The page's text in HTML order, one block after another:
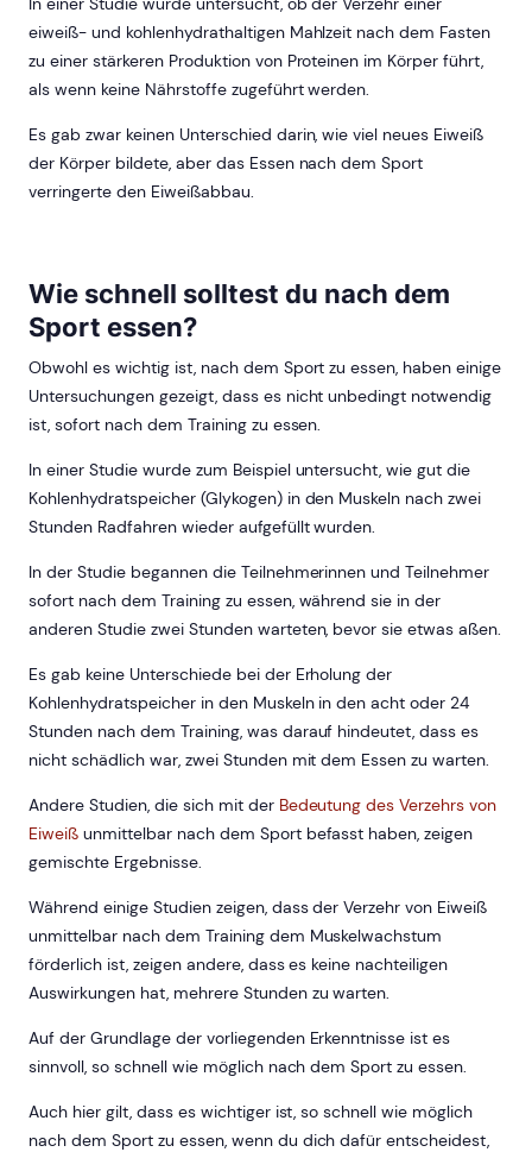
eiweiß- und kohlenhydrathaltigen Mahlzeit nach dem Fasten
zu einer stärkeren Produktion von Proteinen im Körper führt,
als wenn keine Nährstoffe zugeführt werden.
Es gab zwar keinen Unterschied darin, wie viel neues Eiweiß
der Körper bildete, aber das Essen nach dem Sport
verringerte den Eiweißabbau.
Wie schnell solltest du nach dem
Sport essen?
Obwohl es wichtig ist, nach dem Sport zu essen, haben einige
Untersuchungen gezeigt, dass es nicht unbedingt notwendig
ist, sofort nach dem Training zu essen.
In einer Studie wurde zum Beispiel untersucht, wie gut die
Kohlenhydratspeicher (Glykogen) in den Muskeln nach zwei
Stunden Radfahren wieder aufgefüllt wurden.
In der Studie begannen die Teilnehmerinnen und Teilnehmer
sofort nach dem Training zu essen, während sie in der
anderen Studie zwei Stunden warteten, bevor sie etwas aßen.
Es gab keine Unterschiede bei der Erholung der
Kohlenhydratspeicher in den Muskeln in den acht oder 24
Stunden nach dem Training, was darauf hindeutet, dass es
nicht schädlich war, zwei Stunden mit dem Essen zu warten.
Andere Studien, die sich mit der Bedeutung des Verzehrs von
Eiweißunmittelbar nach dem Sport befasst haben, zeigen
gemischte Ergebnisse.
Während einige Studien zeigen, dass der Verzehr von Eiweiß
unmittelbar nach dem Training dem Muskelwachstum
förderlich ist, zeigen andere, dass es keine nachteiligen
Auswirkungen hat, mehrere Stunden zu warten.
Auf der Grundlage der vorliegenden Erkenntnisse ist es
sinnvoll, so schnell wie möglich nach dem Sport zu essen.
Auch hier gilt, dass es wichtiger ist, so schnell wie möglich
nach dem Sport zu essen, wenn du dich dafür entscheidest,